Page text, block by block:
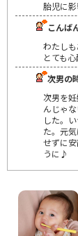
胎児に
こんば
わたしも
とても
次男の
次男を
んじゃ
した。
た。元
せずに
うに♪